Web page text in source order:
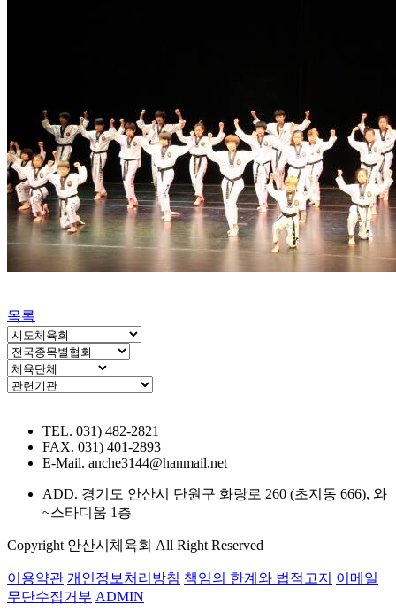
목록
TEL. 031) 482-2821
FAX. 031) 401-2893
E-Mail. anche3144@hanmail.net
ADD. 경기도 안산시 단원구 화랑로 260 (초지동 666), 와
~스타디움 1층
Copyright 안산시체육회 All Right Reserved
이용약관 개인정보처리방침 책임의 한계와 법적고지
이메일
무단수집거부 ADMIN